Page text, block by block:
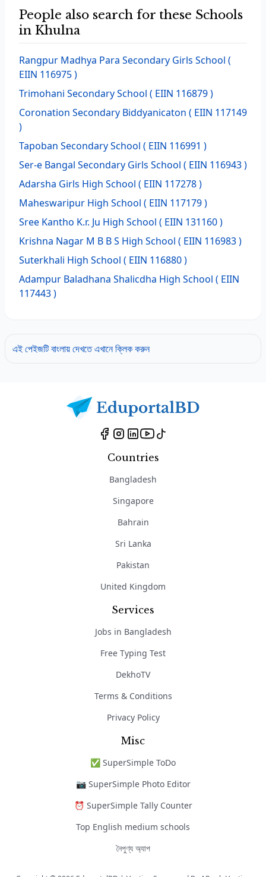
People also search for these Schools
in Khulna
Rangpur Madhya Para Secondary Girls School (
EIIN 116975 )
Trimohani Secondary School ( EIIN 116879 )
Coronation Secondary Biddyanicaton ( EIIN 117149
)
Tapoban Secondary School ( EIIN 116991 )
Ser-e Bangal Secondary Girls School ( EIIN 116943 )
Adarsha Girls High School ( EIIN 117278 )
Maheswaripur High School ( EIIN 117179 )
Sree Kantho K.r. Ju High School ( EIIN 131160 )
Krishna Nagar M B B S High School ( EIIN 116983 )
Suterkhali High School ( EIIN 116880 )
Adampur Baladhana Shalicdha High School ( EIIN
117443 )
এই পেইজটি বাংলায় দেখতে এখানে ক্লিক করুন
Countries
Bangladesh
Singapore
Bahrain
Sri Lanka
Pakistan
United Kingdom
Services
Jobs in Bangladesh
Free Typing Test
DekhoTV
Terms & Conditions
Privacy Policy
Misc
✅ SuperSimple ToDo
📷 SuperSimple Photo Editor
⏰ SuperSimple Tally Counter
Top English medium schools
নৈপুণ্য অ্যাপ